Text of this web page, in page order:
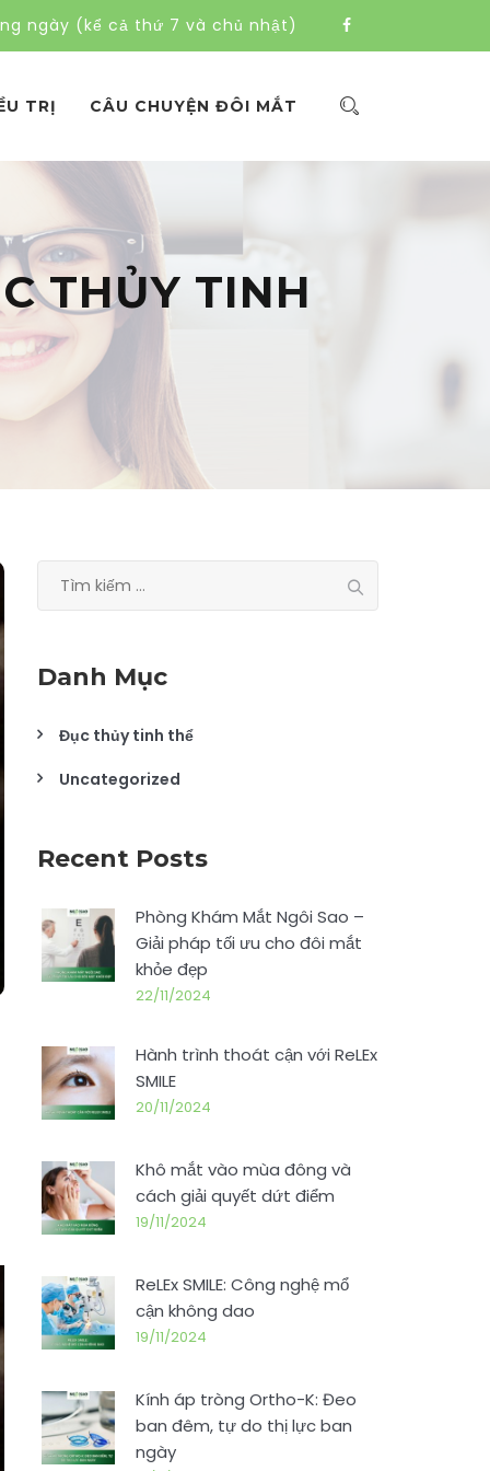
ngày (kể cả thứ 7 và chủ nhật)
TRỊ CÂU CHUYỆN ĐÔI MẮT
THỦY TINH
Danh Mục
Đục thủy tinh thể
Uncategorized
Recent Posts
Phòng Khám Mắt Ngôi Sao –
Giải pháp tối ưu cho đôi mắt
khỏe đẹp
22/11/2024
Hành trình thoát cận với ReLEx
SMILE
20/11/2024
Khô mắt vào mùa đông và
cách giải quyết dứt điểm
19/11/2024
ReLEx SMILE: Công nghệ mổ
cận không dao
19/11/2024
Kính áp tròng Ortho-K: Đeo
ban đêm, tự do thị lực ban
ngày